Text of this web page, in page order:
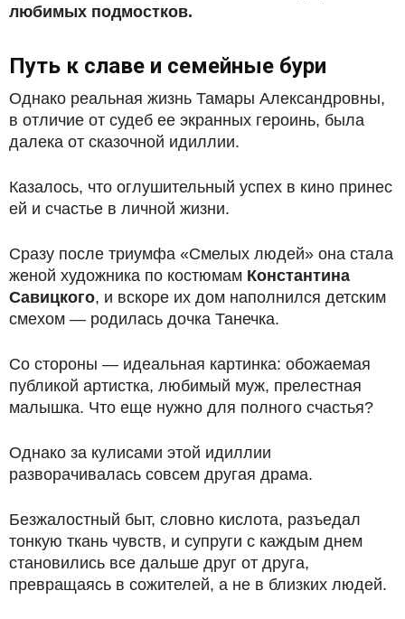
любимых подмостков.
Путь к славе и семейные бури
Однако реальная жизнь Тамары Александровны,
в отличие от судеб ее экранных героинь, была
далека от сказочной идиллии.
Казалось, что оглушительный успех в кино принес
ей и счастье в личной жизни.
Сразу после триумфа «Смелых людей» она стала
женой художника по костюмам Константина
Савицкого, и вскоре их дом наполнился детским
смехом — родилась дочка Танечка.
Со стороны — идеальная картинка: обожаемая
публикой артистка, любимый муж, прелестная
малышка. Что еще нужно для полного счастья?
Однако за кулисами этой идиллии
разворачивалась совсем другая драма.
Безжалостный быт, словно кислота, разъедал
тонкую ткань чувств, и супруги с каждым днем
становились все дальше друг от друга,
превращаясь в сожителей, а не в близких людей.